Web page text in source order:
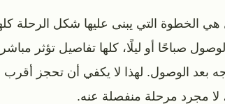
الخطوة التي يبنى عليها شكل الرحلة
صباحًا أو ليلًا، كلها تفاصيل تؤثر
بعد الوصول. لهذا لا يكفي أن تحجز
لا مجرد مرحلة منفصلة عنه.